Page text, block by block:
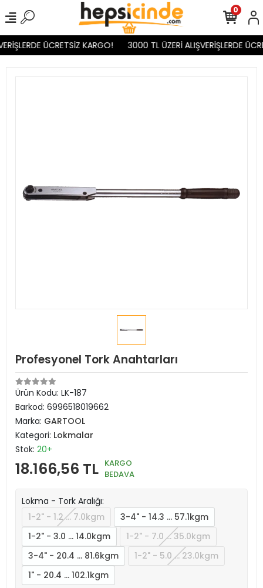
ÜCRETSİZ KARGO! 3000 TL ÜZERİ ALIŞVERİŞLERDE
0
Profesyonel Tork Anahtarları
Ürün Kodu: LK-187
Barkod: 6996518019662
Marka: GARTOOL
Kategori: Lokmalar
Stok: 20+
18.166,56 TL KARGO
BEDAVA
Lokma - Tork Aralığı:
1-2" - 1.2 … 7.0kgm
3-4" - 14.3 … 57.1kgm
1-2" - 3.0 … 14.0kgm
1-2" - 7.0 … 35.0kgm
3-4" - 20.4 … 81.6kgm
1-2" - 5.0 … 23.0kgm
1" - 20.4 … 102.1kgm